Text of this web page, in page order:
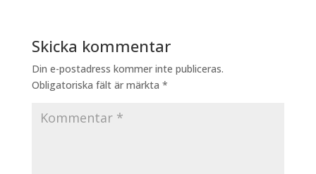
Skicka kommentar
Din e-postadress kommer inte publiceras.
Obligatoriska fält är märkta *